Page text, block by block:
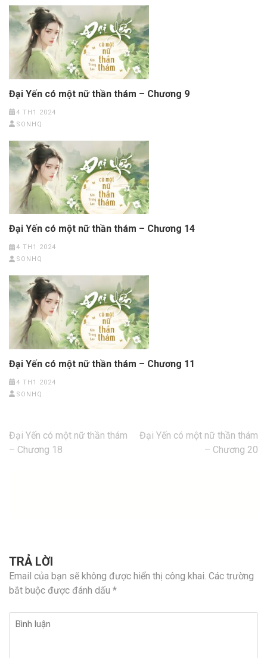
Đại Yến có một nữ thần thám – Chương 9
4 TH1 2024
SONHQ
Đại Yến có một nữ thần thám – Chương 14
4 TH1 2024
SONHQ
Đại Yến có một nữ thần thám – Chương 11
4 TH1 2024
SONHQ
Điều
hướng
Đại Yến có một nữ thần thám
– Chương 18
Đại Yến có một nữ thần thám
– Chương 20
TRẢ LỜI
Email của bạn sẽ không được hiển thị công khai. Các trường
bắt buộc được đánh dấu *
Bình